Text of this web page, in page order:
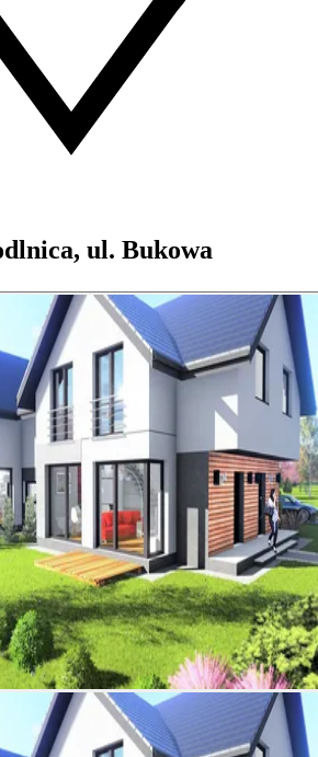
ul. Bukowa